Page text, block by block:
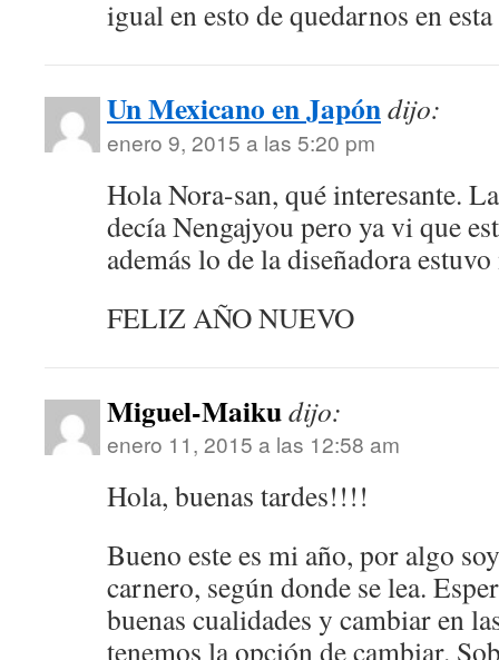
igual en esto de quedarnos en
Un Mexicano en Japóndijo:
enero 9, 2015 a las 5:20 pm
Hola Nora-san, qué interesante.
decía Nengajyou pero ya vi que
además lo de la diseñadora
FELIZ AÑO NUEVO
Miguel-Maikudijo:
enero 11, 2015 a las 12:58 am
Hola, buenas tardes!!!!
Bueno este es mi año, por algo
carnero, según donde se lea.
buenas cualidades y cambiar en
tenemos la opción de cambiar.